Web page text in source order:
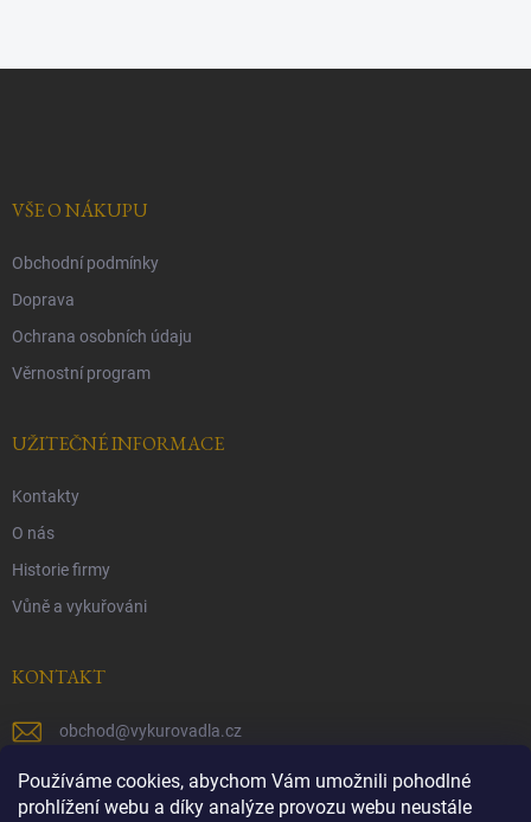
Používáme cookies, abychom Vám umožnili pohodlné
prohlížení webu a díky analýze provozu webu neustále
VŠE O NÁKUPU
Obchodní podmínky
Doprava
Ochrana osobních údaju
Věrnostní program
UŽITEČNÉ INFORMACE
Kontakty
O nás
Historie firmy
Vůně a vykuřováni
KONTAKT
obchod@vykurovadla.cz
+420 603 149 699